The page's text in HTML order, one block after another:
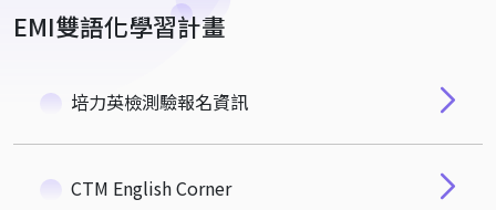
EMI雙語化學習計畫
培力英檢測驗報名資訊
CTM English Corner